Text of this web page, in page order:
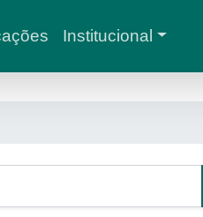
Institucional